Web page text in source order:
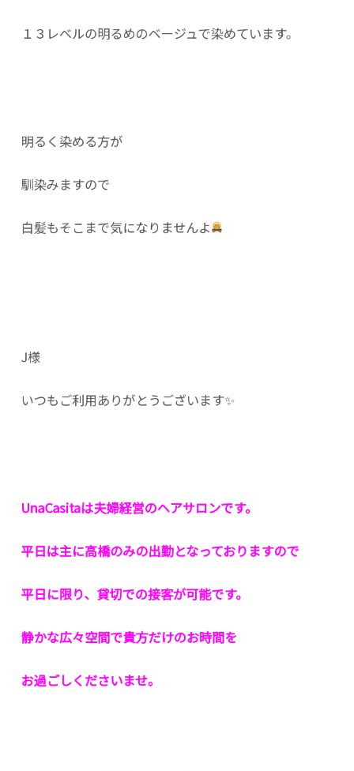
１３レベルの明るめのベージュで染めています。
明るく染める方が
馴染みますので
白髪もそこまで気になりませんよ
J様
いつもご利用ありがとうございます✨
UnaCasitaは夫婦経営のヘアサロンです。
平日は主に高橋のみの出勤となっておりますので
平日に限り、貸切での接客が可能です。
静かな広々空間で貴方だけのお時間を
お過ごしくださいませ。